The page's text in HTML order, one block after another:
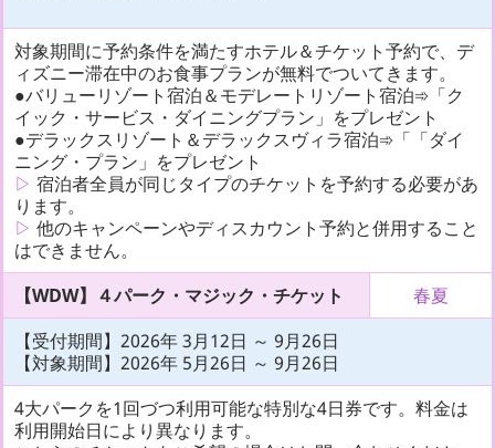
対象期間に予約条件を満たすホテル＆チケット予約で、デ
ィズニー滞在中のお食事プランが無料でついてきます。
●バリューリゾート宿泊＆モデレートリゾート宿泊➾「ク
イック・サービス・ダイニングプラン」をプレゼント
●デラックスリゾート＆デラックスヴィラ宿泊➾「「ダイ
ニング・プラン」をプレゼント
▷ 宿泊者全員が同じタイプのチケットを予約する必要があ
ります。
▷ 他のキャンペーンやディスカウント予約と併用すること
はできません。
【WDW】４パーク・マジック・チケット
春夏
【受付期間】2026年 3月12日 ～ 9月26日
【対象期間】2026年 5月26日 ～ 9月26日
4大パークを1回づつ利用可能な特別な4日券です。料金は
利用開始日により異なります。